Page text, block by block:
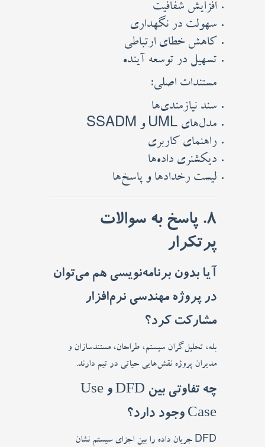
افزایش شفافیت
سهولت در نگهداری
کاهش خطای ارتباطی
تسهیل در توسعه آینده
مستندات اصلی:
سند نیازمندی‌ها
مدل‌های UML و SSADM
راهنمای کاربری
دیکشنری داده‌ها
لیست رخدادها و پاسخ‌ها
8. پاسخ به سوالات
پرتکرار
آیا بدون برنامه‌نویسی هم می‌توان
در پروژه مهندسی نرم‌افزار
مشارکت کرد؟
بله، تحلیل‌گران سیستم، طراحان، مستندسازان و
مدیران پروژه نقش‌هایی حیاتی در تیم دارند.
چه تفاوتی بین DFD و Use
Case وجود دارد؟
DFD جریان داده را بین اجزای سیستم نشان